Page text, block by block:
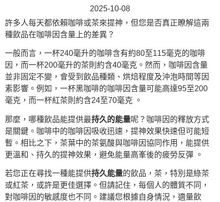
2025-10-08
許多人每天都依賴咖啡或茶來提神，但您是否真正瞭解這兩
種飲品在咖啡因含量上的差異？
一般而言，一杯240毫升的咖啡含有約80至115毫克的咖啡
因，而一杯200毫升的茶則約含40毫克。然而，咖啡因含量
並非固定不變，會受到飲品種類、烘焙程度及沖泡時間等因
素影響。例如，一杯黑咖啡的咖啡因含量可能高達95至200
毫克，而一杯紅茶則約含24至70毫克 。
那麼，哪種飲品能提供最持久的能量呢？咖啡因的釋放方式
是關鍵。咖啡中的咖啡因吸收迅速，提神效果快速但可能短
暫。相比之下，茶葉中的茶氨酸與咖啡因協同作用，能提供
更溫和、持久的提神效果，避免能量高峯後的疲勞反彈 。
若您正在尋找一種能提供持久能量的飲品，茶，特別是綠茶
或紅茶，或許是更佳選擇。但請記住，每個人的體質不同，
對咖啡因的敏感度也不同。建議您根據自身情況，適量飲